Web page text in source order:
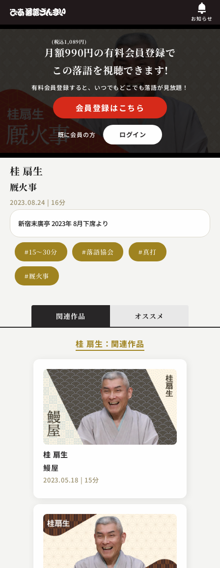
お知らせ
月額990円
(税込1,089円)
の有料会員登録で
この落語を視聴できます!
有料会員登録すると、いつでもどこでも落語が見放題！
会員登録はこちら
既に会員の方 ログイン
桂 扇生
厩火事
2023.08.24 | 16分
新宿末廣亭 2023年 8月下席より
#15～30分 #落語協会 #真打
#厩火事
関連作品 オススメ
桂 扇生：関連作品
桂 扇生
鰻屋
2023.05.18 | 15分
三遊亭 歌武蔵
黄金の大黒
2023.02.02 | 15分